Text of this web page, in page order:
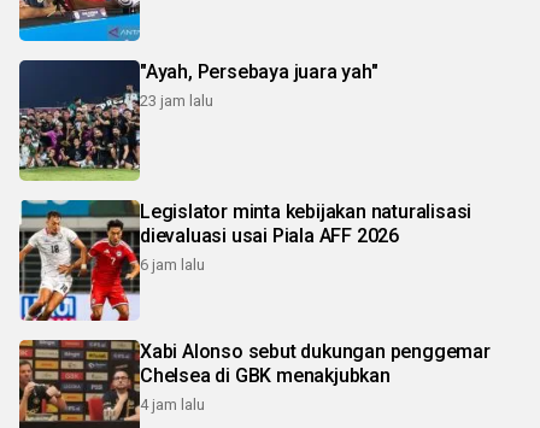
"Ayah, Persebaya juara yah"
23 jam lalu
Legislator minta kebijakan naturalisasi
dievaluasi usai Piala AFF 2026
6 jam lalu
Xabi Alonso sebut dukungan penggemar
Chelsea di GBK menakjubkan
4 jam lalu